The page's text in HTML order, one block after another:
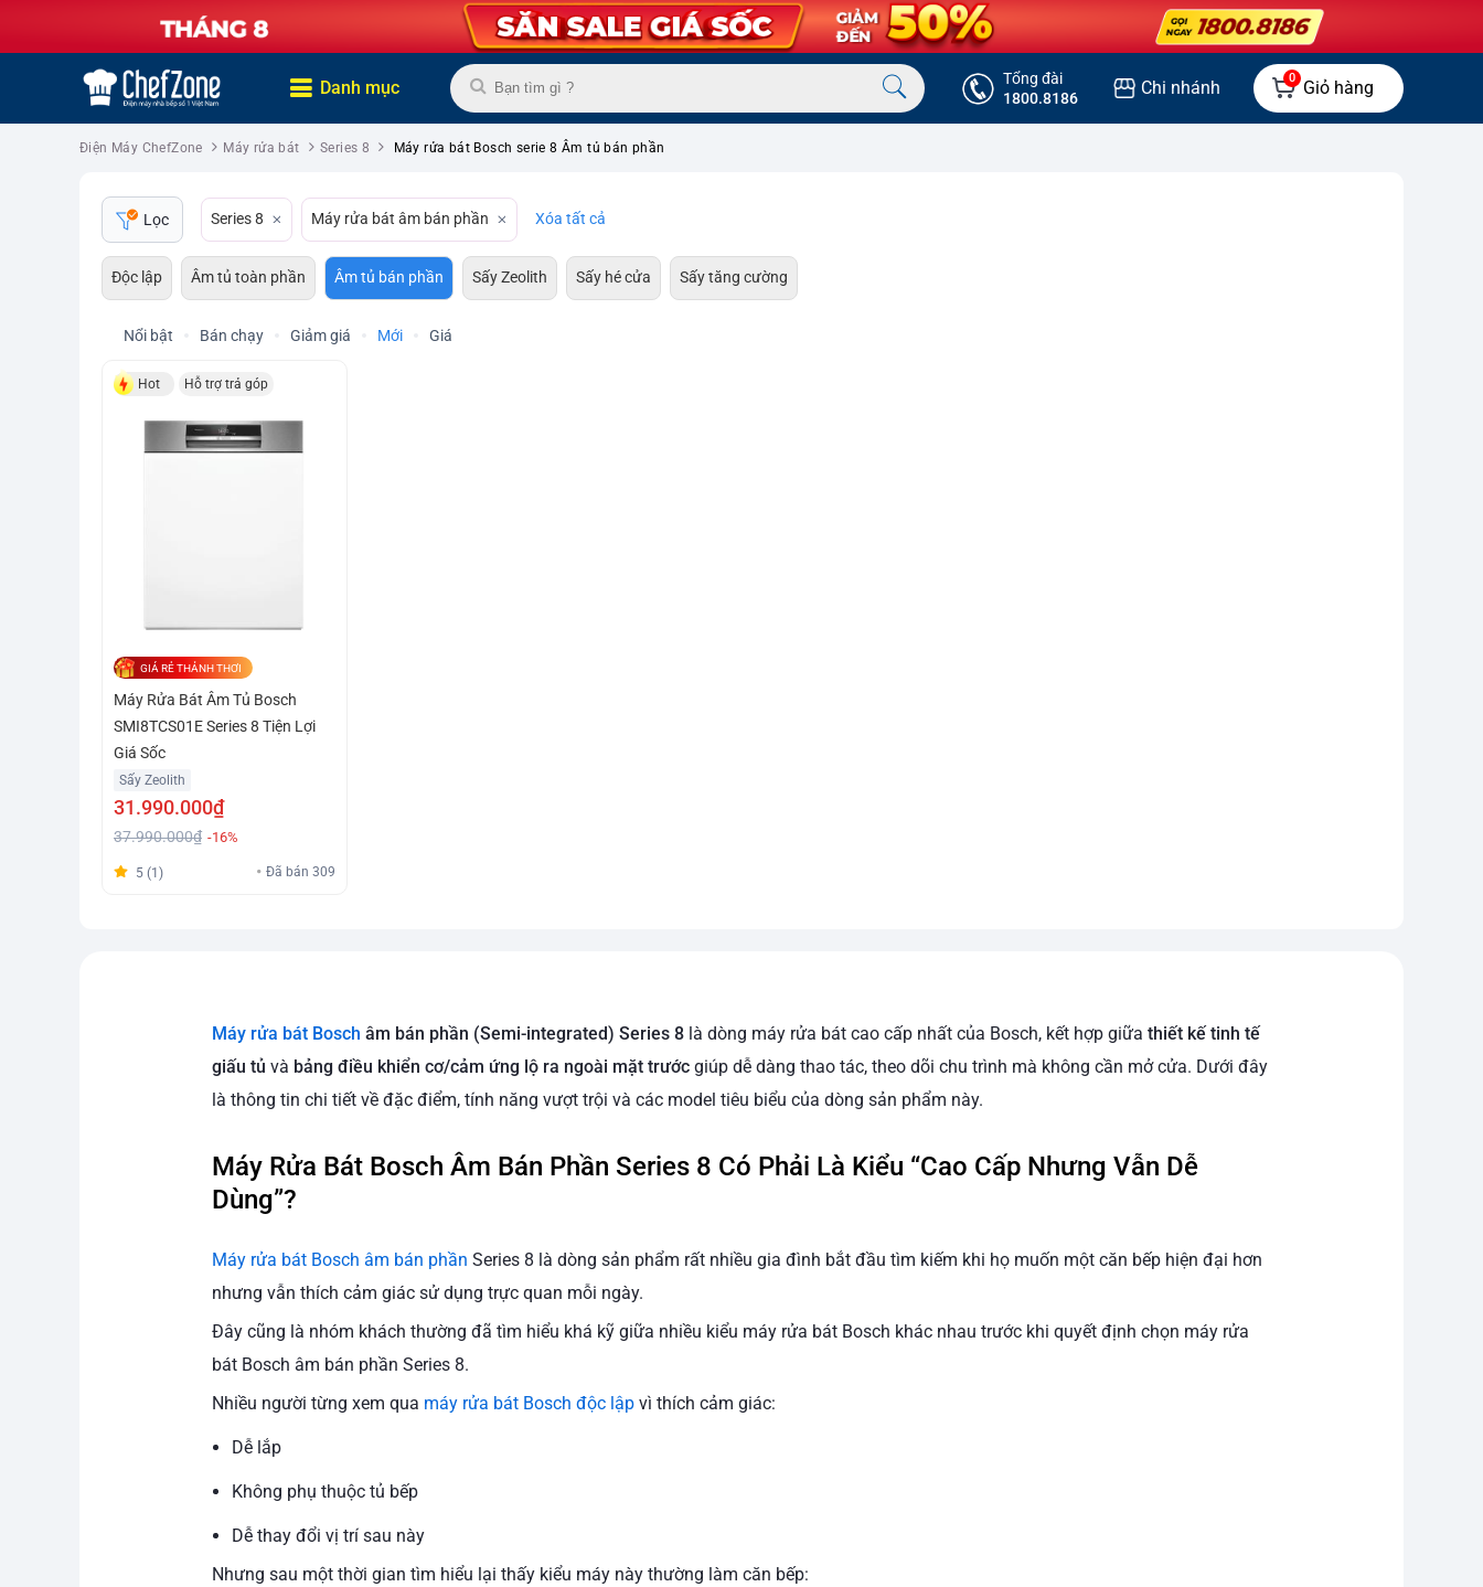
Danh mục
Tổng đài
1800.8186
Chi nhánh 0 Giỏ hàng
Điện Máy ChefZone Máy rửa bát Series 8 Máy rửa bát Bosch serie 8 Âm tủ bán phần
Lọc Series 8 Máy rửa bát âm bán phần Xóa tất cả
Độc lập Âm tủ toàn phần Âm tủ bán phần Sấy Zeolith Sấy hé cửa Sấy tăng cường
Nổi bật Bán chạy Giảm giá Mới Giá
Hot Hỗ trợ trả góp
GIÁ RẺ THẢNH THƠI
Máy Rửa Bát Âm Tủ Bosch
SMI8TCS01E Series 8 Tiện Lợi
Giá Sốc
Sấy Zeolith
31.990.000₫
37.990.000₫ -16%
5 (1) Đã bán 309
Máy rửa bát Bosch âm bán phần (Semi-integrated) Series 8 là dòng máy rửa bát cao cấp nhất của Bosch, kết hợp giữa thiết kế tinh tế
giấu tủ và bảng điều khiển cơ/cảm ứng lộ ra ngoài mặt trước giúp dễ dàng thao tác, theo dõi chu trình mà không cần mở cửa. Dưới đây
là thông tin chi tiết về đặc điểm, tính năng vượt trội và các model tiêu biểu của dòng sản phẩm này.
Máy Rửa Bát Bosch Âm Bán Phần Series 8 Có Phải Là Kiểu “Cao Cấp Nhưng Vẫn Dễ
Dùng”?
Máy rửa bát Bosch âm bán phần Series 8 là dòng sản phẩm rất nhiều gia đình bắt đầu tìm kiếm khi họ muốn một căn bếp hiện đại hơn
nhưng vẫn thích cảm giác sử dụng trực quan mỗi ngày.
Đây cũng là nhóm khách thường đã tìm hiểu khá kỹ giữa nhiều kiểu máy rửa bát Bosch khác nhau trước khi quyết định chọn máy rửa
bát Bosch âm bán phần Series 8.
Nhiều người từng xem qua máy rửa bát Bosch độc lập vì thích cảm giác:
Dễ lắp
Không phụ thuộc tủ bếp
Dễ thay đổi vị trí sau này
Nhưng sau một thời gian tìm hiểu lại thấy kiểu máy này thường làm căn bếp: